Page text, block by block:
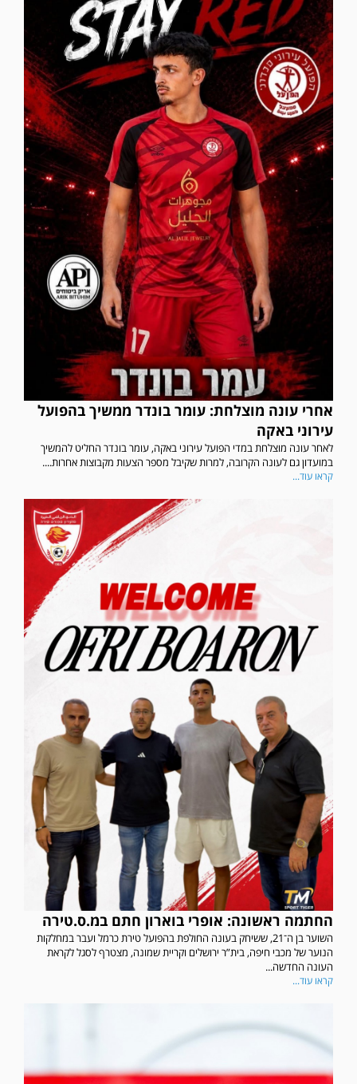
אחרי עונה מוצלחת: עומר בונדר ממשיך בהפועל
עירוני באקה
לאחר עונה מוצלחת במדי הפועל עירוני באקה, עומר בונדר החליט להמשיך
במועדון גם לעונה הקרובה, למרות שקיבל מספר הצעות מקבוצות אחרות....
קראו עוד...
החתמה ראשונה: אופרי בוארון חתם במ.ס.טירה
השוער בן ה־21, ששיחק בעונה החולפת בהפועל טירת כרמל ועבר במחלקות
הנוער של מכבי חיפה, בית”ר ירושלים וקריית שמונה, מצטרף לסגל לקראת
העונה החדשה...
קראו עוד...